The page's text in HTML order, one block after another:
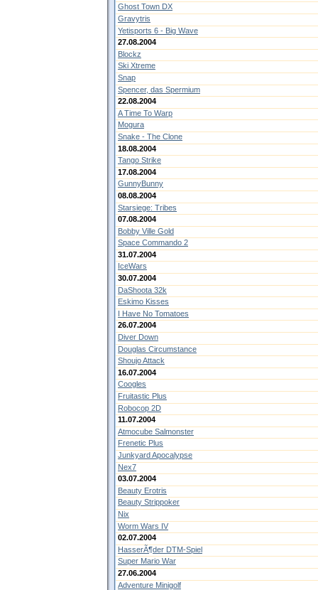
Ghost Town DX
Gravytris
Yetisports 6 - Big Wave
27.08.2004
Blockz
Ski Xtreme
Snap
Spencer, das Spermium
22.08.2004
A Time To Warp
Mogura
Snake - The Clone
18.08.2004
Tango Strike
17.08.2004
GunnyBunny
08.08.2004
Starsiege: Tribes
07.08.2004
Bobby Ville Gold
Space Commando 2
31.07.2004
IceWars
30.07.2004
DaShoota 32k
Eskimo Kisses
I Have No Tomatoes
26.07.2004
Diver Down
Douglas Circumstance
Shoujo Attack
16.07.2004
Coogles
Fruitastic Plus
Robocop 2D
11.07.2004
Atmocube Salmonster
Frenetic Plus
Junkyard Apocalypse
Nex7
03.07.2004
Beauty Erotris
Beauty Strippoker
Nix
Worm Wars IV
02.07.2004
HasserÃ¶der DTM-Spiel
Super Mario War
27.06.2004
Adventure Minigolf